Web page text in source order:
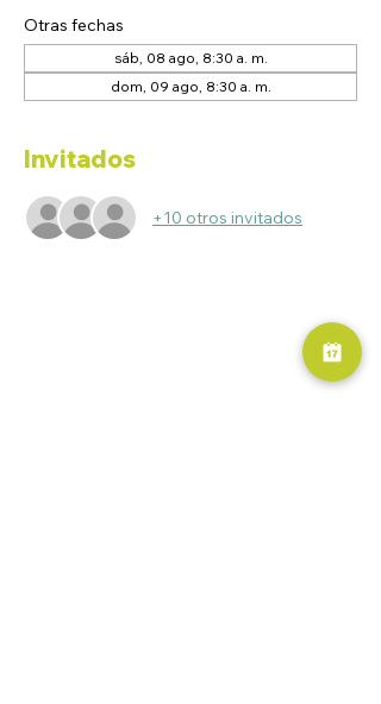
Otras fechas
sáb, 08 ago, 8:30 a. m.
dom, 09 ago, 8:30 a. m.
Invitados
+10 otros invitados